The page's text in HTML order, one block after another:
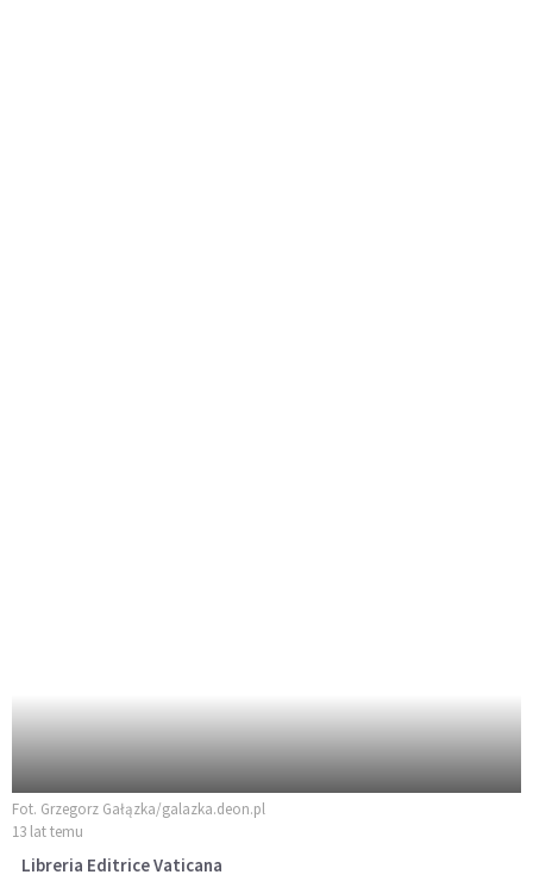
Fot. Grzegorz Gałązka/galazka.deon.pl
13 lat temu
Libreria Editrice Vaticana